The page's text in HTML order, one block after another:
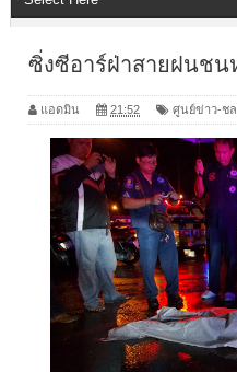
ซิ่งซีอาร์ฝ่าสายฝนช
แอดมิน 21:52 ศูนย์ข่าว-ช